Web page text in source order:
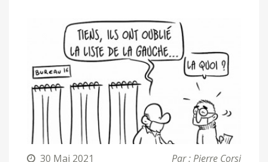
30 Mai 2021 Par : Pierre Corsi